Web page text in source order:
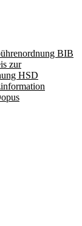
BIB
zur
HSD